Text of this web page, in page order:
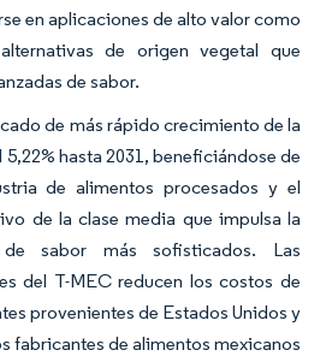
en aplicaciones de alto valor como
de origen vegetal que
de sabor.
de más rápido crecimiento de la
hasta 2031, beneficiándose de
de alimentos procesados y el
de la clase media que impulsa la
sabor más sofisticados. Las
del T-MEC reducen los costos de
provenientes de Estados Unidos y
fabricantes de alimentos mexicanos